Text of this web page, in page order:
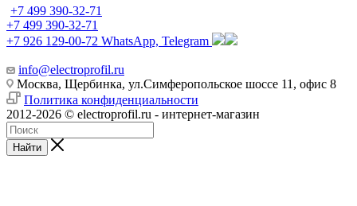
+7 499 390-32-71
+7 499 390-32-71
+7 926 129-00-72 WhatsApp, Telegram
info@electroprofil.ru
Москва, Щербинка, ул.Симферопольское шоссе 11, офис 8
Политика конфиденциальности
2012-2026 © electroprofil.ru - интернет-магазин
Найти